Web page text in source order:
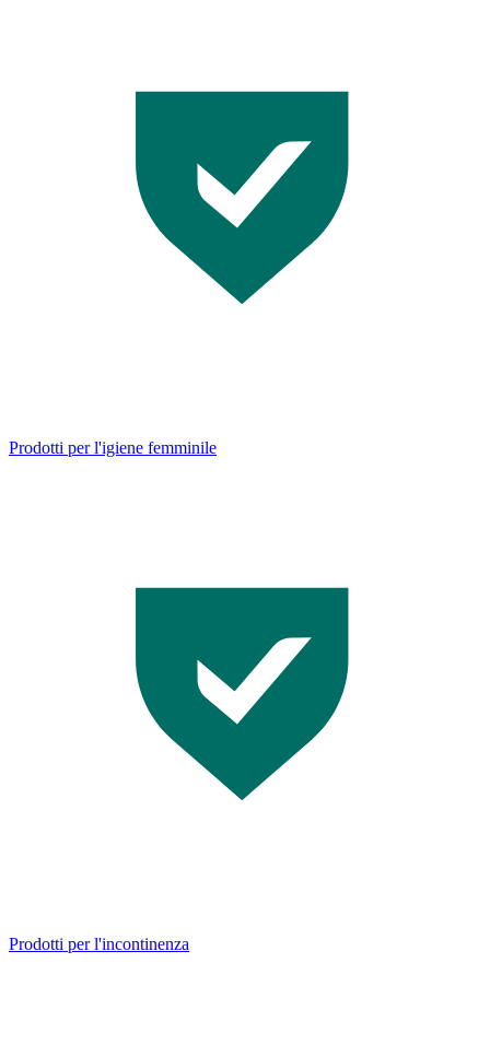
Prodotti per l'igiene femminile
Prodotti per l'incontinenza